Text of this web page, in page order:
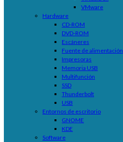
VMware
Hardware
CD-ROM
DVD-ROM
Escáneres
Fuente de alimentación
Impresoras
Memoria USB
Multifunción
SSD
Thunderbolt
USB
Entornos de escritorio
GNOME
KDE
Software